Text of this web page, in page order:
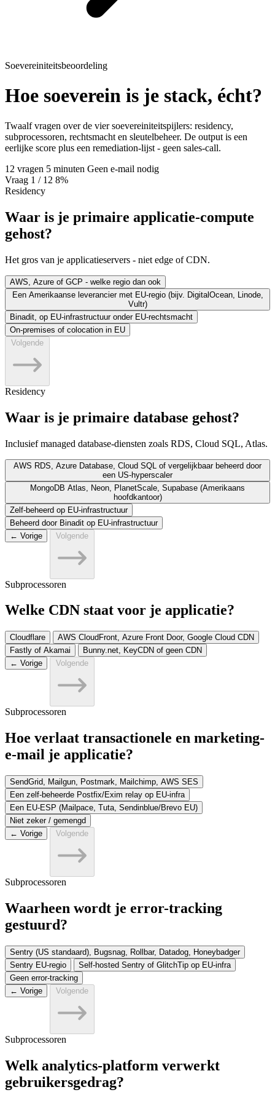
Soevereiniteitsbeoordeling
Hoe soeverein is je stack, écht?
Twaalf vragen over de vier soevereiniteitspijlers: residency,
subprocessoren, rechtsmacht en sleutelbeheer. De output is een
eerlijke score plus een remediation-lijst - geen sales-call.
12 vragen 5 minuten Geen e-mail nodig
Vraag 1 / 12 8%
Residency
Waar is je primaire applicatie-compute
gehost?
Het gros van je applicatieservers - niet edge of CDN.
AWS, Azure of GCP - welke regio dan ook
Een Amerikaanse leverancier met EU-regio (bijv. DigitalOcean, Linode,
Vultr)
Binadit, op EU-infrastructuur onder EU-rechtsmacht
On-premises of colocation in EU
Volgende
Residency
Waar is je primaire database gehost?
Inclusief managed database-diensten zoals RDS, Cloud SQL, Atlas.
AWS RDS, Azure Database, Cloud SQL of vergelijkbaar beheerd door
een US-hyperscaler
MongoDB Atlas, Neon, PlanetScale, Supabase (Amerikaans
hoofdkantoor)
Zelf-beheerd op EU-infrastructuur
Beheerd door Binadit op EU-infrastructuur
← Vorige
Volgende
Subprocessoren
Welke CDN staat voor je applicatie?
Cloudflare
AWS CloudFront, Azure Front Door, Google Cloud CDN
Fastly of Akamai
Bunny.net, KeyCDN of geen CDN
← Vorige
Volgende
Subprocessoren
Hoe verlaat transactionele en marketing-
e-mail je applicatie?
SendGrid, Mailgun, Postmark, Mailchimp, AWS SES
Een zelf-beheerde Postfix/Exim relay op EU-infra
Een EU-ESP (Mailpace, Tuta, Sendinblue/Brevo EU)
Niet zeker / gemengd
← Vorige
Volgende
Subprocessoren
Waarheen wordt je error-tracking
gestuurd?
Sentry (US standaard), Bugsnag, Rollbar, Datadog, Honeybadger
Sentry EU-regio
Self-hosted Sentry of GlitchTip op EU-infra
Geen error-tracking
← Vorige
Volgende
Subprocessoren
Welk analytics-platform verwerkt
gebruikersgedrag?